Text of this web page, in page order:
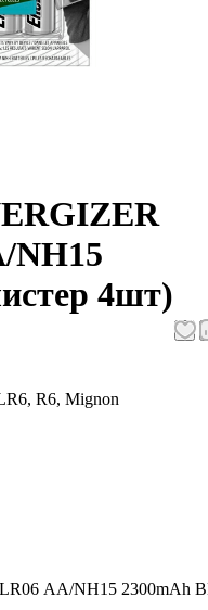
NH15
4шт)
R6, Mignon
АА/NH15 2300mAh